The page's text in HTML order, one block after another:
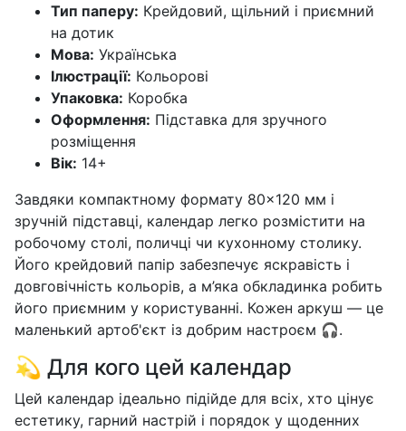
Тип паперу: Крейдовий, щільний і приємний
на дотик
Мова: Українська
Ілюстрації: Кольорові
Упаковка: Коробка
Оформлення: Підставка для зручного
розміщення
Вік: 14+
Завдяки компактному формату 80×120 мм і
зручній підставці, календар легко розмістити на
робочому столі, поличці чи кухонному столику.
Його крейдовий папір забезпечує яскравість і
довговічність кольорів, а м’яка обкладинка робить
його приємним у користуванні. Кожен аркуш — це
маленький артоб'єкт із добрим настроєм 🎧.
💫 Для кого цей календар
Цей календар ідеально підійде для всіх, хто цінує
естетику, гарний настрій і порядок у щоденних